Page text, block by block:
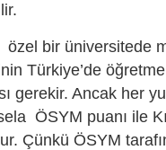
özel bir üniversitede
Türkiye’de
gerekir. Ancak her
ÖSYM puanı ile
Çünkü ÖSYM